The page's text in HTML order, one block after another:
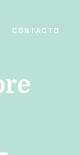
CONTACTO